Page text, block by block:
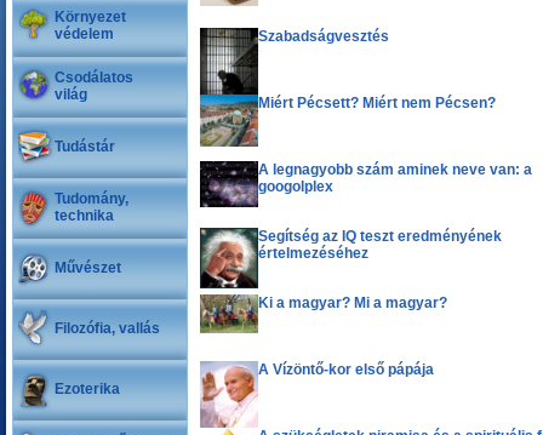
Környezet
védelem
Csodálatos
világ
Tudástár
Tudomány,
technika
Művészet
Filozófia, vallás
Ezoterika
Szabadságvesztés
Miért Pécsett? Miért nem Pécsen?
A legnagyobb szám aminek neve van: a
googolplex
Segítség az IQ teszt eredményének
értelmezéséhez
Ki a magyar? Mi a magyar?
A Vízöntő-kor első pápája